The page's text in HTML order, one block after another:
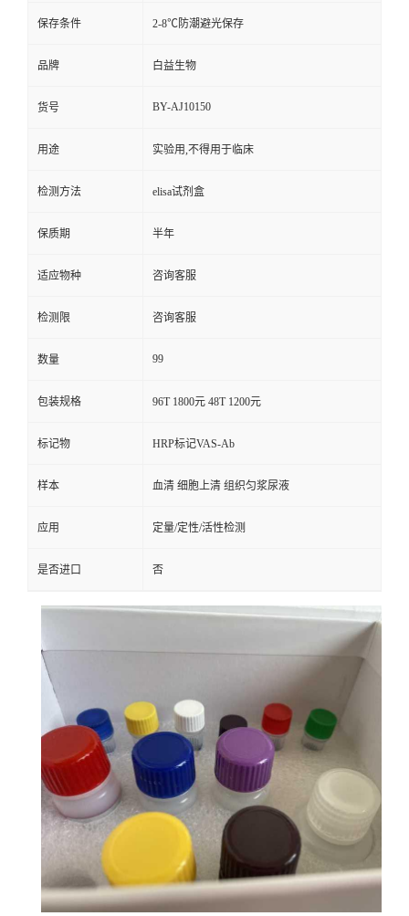
保存条件 2-8℃防潮避光保存
品牌 白益生物
货号 BY-AJ10150
用途 实验用,不得用于临床
检测方法 elisa试剂盒
保质期 半年
适应物种 咨询客服
检测限 咨询客服
数量 99
包装规格 96T 1800元 48T 1200元
标记物 HRP标记VAS-Ab
样本 血清 细胞上清 组织匀浆尿液
应用 定量/定性/活性检测
是否进口 否